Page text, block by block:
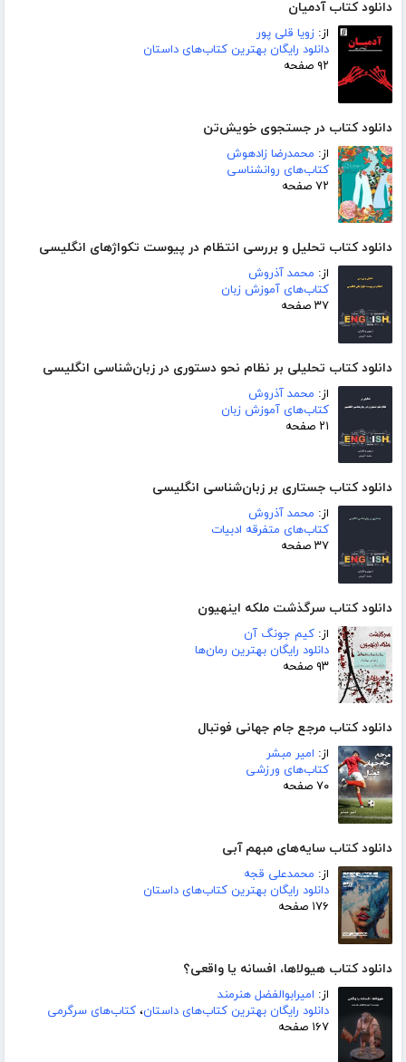
دانلود کتاب آدمیان
از: زویا قلی پور
دانلود رایگان بهترین کتاب‌های داستان
۹۲ صفحه
دانلود کتاب در جستجوی خویش‌تن
از: محمدرضا زادهوش
کتاب‌های روانشناسی
۷۲ صفحه
دانلود کتاب تحلیل و بررسی انتظام در پیوست تکواژهای انگلیسی
از: محمد آذروش
کتاب‌های آموزش زبان
۳۷ صفحه
دانلود کتاب تحلیلی بر نظام نحو دستوری در زبان‌شناسی انگلیسی
از: محمد آذروش
کتاب‌های آموزش زبان
۲۱ صفحه
دانلود کتاب جستاری بر زبان‌شناسی انگلیسی
از: محمد آذروش
کتاب‌های متفرقه ادبیات
۳۷ صفحه
دانلود کتاب سرگذشت ملکه اینهیون
از: کیم جونگ آن
دانلود رایگان بهترین رمان‌ها
۹۳ صفحه
دانلود کتاب مرجع جام جهانی فوتبال
از: امیر مبشر
کتاب‌های ورزشی
۷۰ صفحه
دانلود کتاب سایه‌های مبهم آبی
از: محمدعلی قجه
دانلود رایگان بهترین کتاب‌های داستان
۱۷۶ صفحه
دانلود کتاب هیولاها، افسانه یا واقعی؟
از: امیرابوالفضل هنرمند
دانلود رایگان بهترین کتاب‌های داستان، کتاب‌های سرگرمی
۱۶۷ صفحه